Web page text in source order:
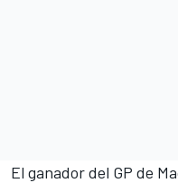
El ganador del GP de